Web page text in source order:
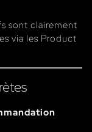
sont clairement
via les Product